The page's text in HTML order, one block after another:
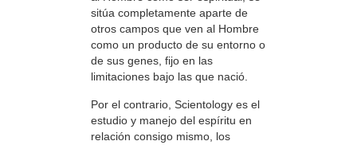
sitúa completamente aparte de
otros campos que ven al Hombre
como un producto de su entorno o
de sus genes, fijo en las
limitaciones bajo las que nació.
Por el contrario, Scientology es el
estudio y manejo del espíritu en
relación consigo mismo, los